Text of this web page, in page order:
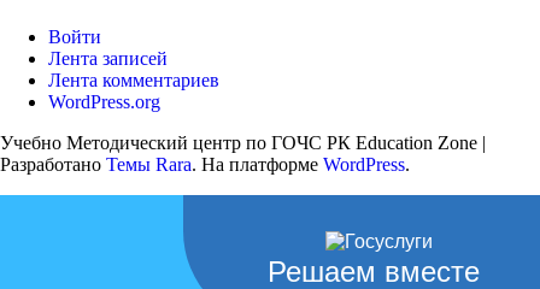
Войти
Лента записей
Лента комментариев
WordPress.org
Учебно Методический центр по ГОЧС РК Education Zone |
Разработано Темы Rara. На платформе WordPress.
Решаем вместе